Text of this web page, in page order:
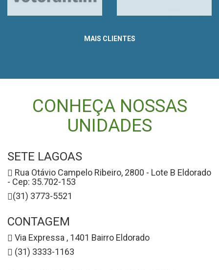
MAIS CLIENTES
CONHEÇA NOSSAS
UNIDADES
SETE LAGOAS
Rua Otávio Campelo Ribeiro, 2800 - Lote B Eldorado
- Cep: 35.702-153
(31) 3773-5521
CONTAGEM
Via Expressa , 1401 Bairro Eldorado
(31) 3333-1163